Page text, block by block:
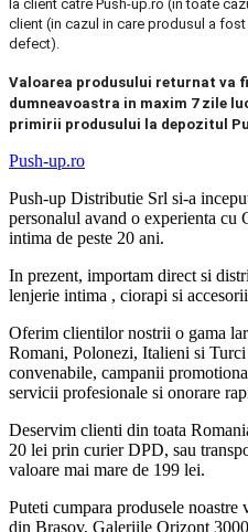
la client catre Push-up.ro (in toate
client (in cazul in care produsul a
defect).
Valoarea produsului returnat va
dumneavoastra in maxim 7 zile
primirii produsului la depozitul
Push-up.ro
Push-up Distributie Srl si-a
personalul avand o experienta
intima de peste 20 ani.
In prezent, importam direct si
lenjerie intima , ciorapi si
Oferim clientilor nostrii o gama
Romani, Polonezi, Italieni si
convenabile, campanii
servicii profesionale si onorare
Deservim clienti din toata
20 lei prin curier DPD, sau
valoare mai mare de 199 lei.
Puteti cumpara produsele
din Brasov, Galeriile Orizont